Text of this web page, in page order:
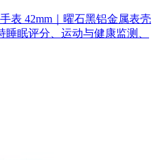
手表 42mm｜曜石黑铝金属表壳
眠评分、运动与健康监测、